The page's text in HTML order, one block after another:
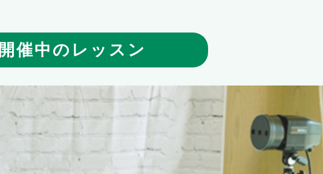
開催中のレッスン